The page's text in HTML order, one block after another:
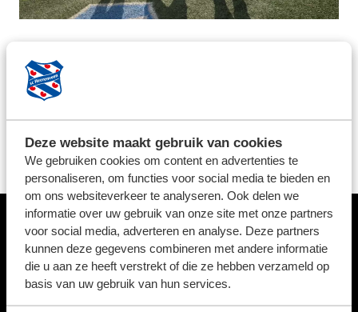
Deze website maakt gebruik van cookies
We gebruiken cookies om content en advertenties te
personaliseren, om functies voor social media te bieden en
om ons websiteverkeer te analyseren. Ook delen we
informatie over uw gebruik van onze site met onze partners
voor social media, adverteren en analyse. Deze partners
kunnen deze gegevens combineren met andere informatie
die u aan ze heeft verstrekt of die ze hebben verzameld op
basis van uw gebruik van hun services.
Van der Schee vervolgt: "Wij zien mogelijkheden door
onze klanten te fêteren op een mooie wedstrijd in een
bestaande relaties. We hopen op klantenbinding, maar
bovenal op heel veel mooie herinneringen."
HOOFDSPONSOR